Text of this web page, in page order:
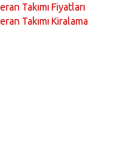
Takımı Fiyatları
Takımı Kiralama